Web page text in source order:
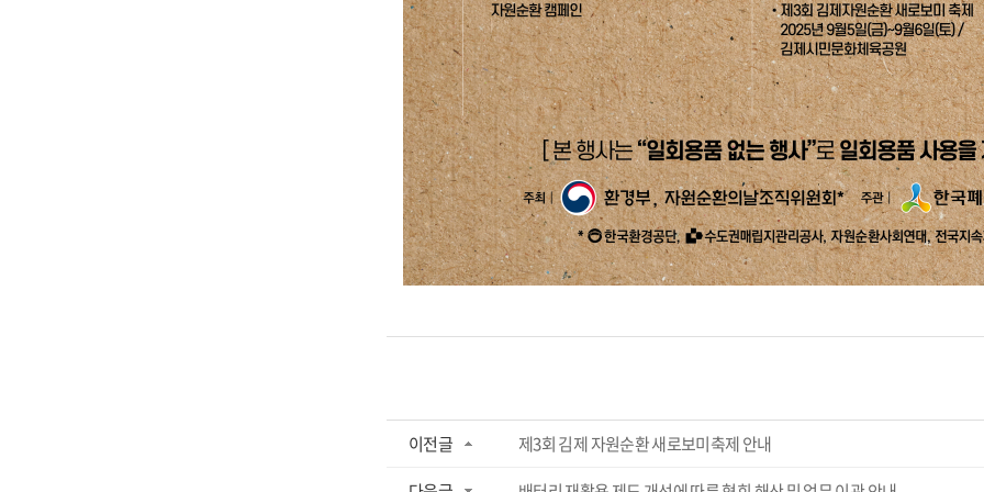
이전글
제3회 김제 자원순환 새로보미축제 안내